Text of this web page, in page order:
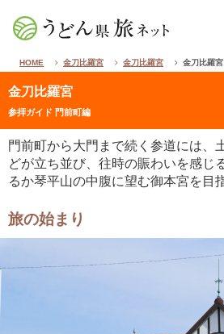
HOME 金刀比羅宮 金刀比羅宮 金刀比羅宮
金刀比羅宮
参拝ガイド 門前町編
門前町から大門まで続く参道には、
どが立ち並び、往時の賑わいを感じ
るか琴平山の中腹に望む御本宮を目
旅の始まり